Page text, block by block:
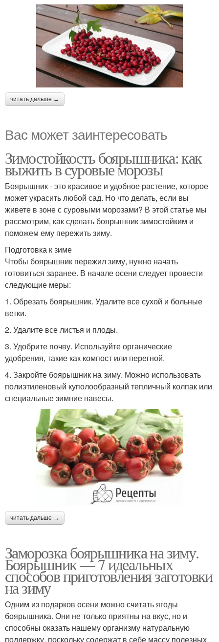
читать дальше →
Вас может заинтересовать
Зимостойкость боярышника: как
выжить в суровые морозы
Боярышник - это красивое и удобное растение, которое
может украсить любой сад. Но что делать, если вы
живете в зоне с суровыми морозами? В этой статье мы
рассмотрим, как сделать боярышник зимостойким и
поможем ему пережить зиму.
Подготовка к зиме
Чтобы боярышник пережил зиму, нужно начать
готовиться заранее. В начале осени следует провести
следующие меры:
1. Обрезать боярышник. Удалите все сухой и больные
ветки.
2. Удалите все листья и плоды.
3. Удобрите почву. Используйте органические
удобрения, такие как компост или перегной.
4. Закройте боярышник на зиму. Можно использовать
полиэтиленовый куполообразный тепличный колпак или
специальные зимние навесы.
читать дальше →
Заморозка боярышника на зиму.
Боярышник — 7 идеальных
способов приготовления заготовки
на зиму
Одним из подарков осени можно считать ягоды
боярышника. Они не только приятны на вкус, но и
способны оказать нашему организму натуральную
поддержку, поскольку содержат в себе массу полезных